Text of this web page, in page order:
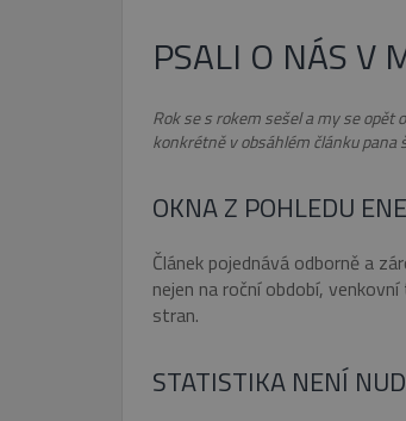
PSALI O NÁS V
Rok se s rokem sešel a my se opět
konkrétně v obsáhlém článku pana
OKNA Z POHLEDU
Článek pojednává odborně a
nejen na roční období,
stran.
STATISTIKA NENÍ